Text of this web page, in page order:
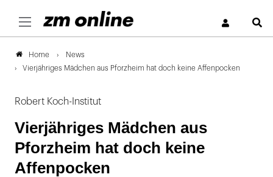
Home
News
Vierjähriges Mädchen aus Pforzheim hat doch keine Affenpocken
Robert Koch-Institut
Vierjähriges Mädchen aus
Pforzheim hat doch keine
Affenpocken